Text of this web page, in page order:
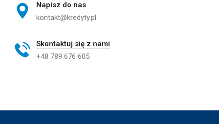
Napisz do nas
kontakt@kredyty.pl
Skontaktuj się z nami
+48 789 676 605